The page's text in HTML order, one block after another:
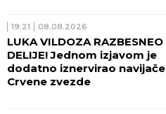
19:21 08.08.2026
LUKA VILDOZA RAZBESNEO
DELIJE! Jednom izjavom je
dodatno iznervirao navijače
Crvene zvezde